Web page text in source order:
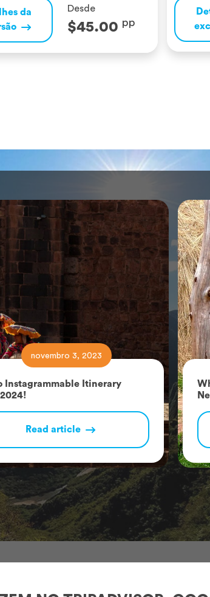
nas suas festividades, danças e
ancestrais. Neste cenário
encontram-se as Ilhas
dos Uros, um conjunto de ilhas
da
Desde
$45.00 pp
ave
e
novembro 3, 2023
Instagrammable Itinerary
Read article